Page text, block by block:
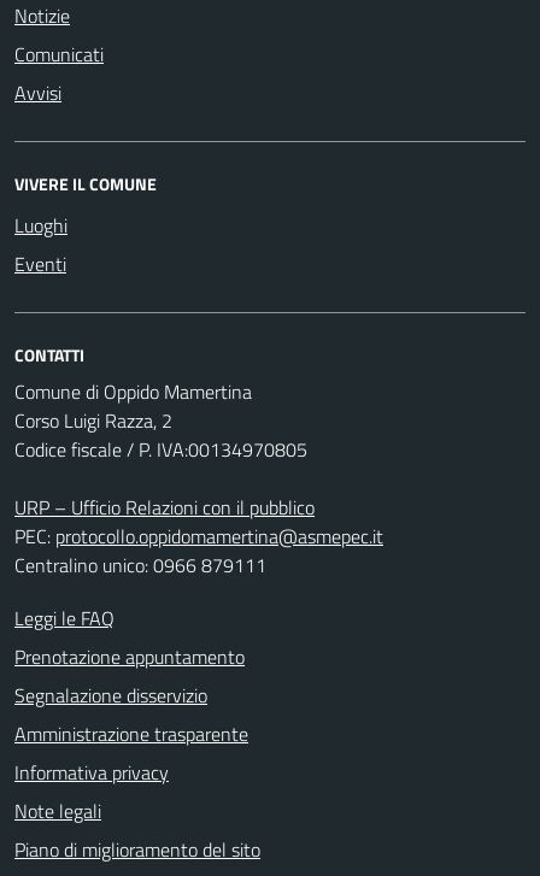
Notizie
Comunicati
Avvisi
VIVERE IL COMUNE
Luoghi
Eventi
CONTATTI
Comune di Oppido Mamertina
Corso Luigi Razza, 2
Codice fiscale / P. IVA:00134970805
URP – Ufficio Relazioni con il pubblico
PEC: protocollo.oppidomamertina@asmepec.it
Centralino unico: 0966 879111
Leggi le FAQ
Prenotazione appuntamento
Segnalazione disservizio
Amministrazione trasparente
Informativa privacy
Note legali
Piano di miglioramento del sito